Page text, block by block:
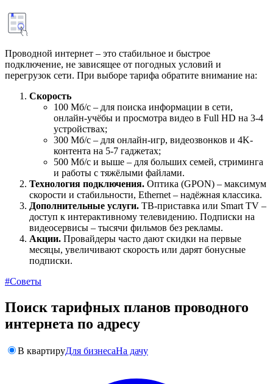
Проводной интернет – это стабильное и быстрое
подключение, не зависящее от погодных условий и
перегрузок сети. При выборе тарифа обратите внимание на:
Скорость
100 Мб/с – для поиска информации в сети,
онлайн-учёбы и просмотра видео в Full HD на 3-4
устройствах;
300 Мб/с – для онлайн-игр, видеозвонков и 4K-
контента на 5-7 гаджетах;
500 Мб/с и выше – для больших семей, стриминга
и работы с тяжёлыми файлами.
Технология подключения. Оптика (GPON) – максимум
скорости и стабильности, Ethernet – надёжная классика.
Дополнительные услуги. ТВ-приставка или Smart TV –
доступ к интерактивному телевидению. Подписки на
видеосервисы – тысячи фильмов без рекламы.
Акции. Провайдеры часто дают скидки на первые
месяцы, увеличивают скорость или дарят бонусные
подписки.
#Советы
Поиск тарифных планов проводного
интернета по адресу
В квартируДля бизнесаНа дачу